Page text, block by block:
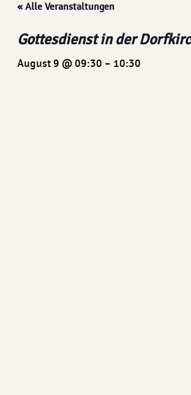
« Alle Veranstaltungen
Gottesdienst in der
August 9 @ 09:30 – 10:30